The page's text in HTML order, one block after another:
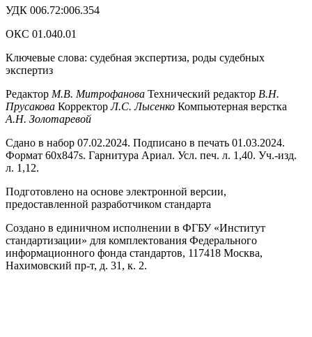
УДК 006.72:006.354
ОКС 01.040.01
Ключевые слова: судебная экспертиза, роды судебных
экспертиз
Редактор М.В. Митрофанова Технический редактор В.Н.
Прусакова КорректорЛ.С. Лысенко Компьютерная верстка
А.Н. Золотаревой
Сдано в набор 07.02.2024. Подписано в печать 01.03.2024.
Формат 60x847s. Гарнитура Ариал. Усл. печ. л. 1,40. Уч.-изд.
л. 1,12.
Подготовлено на основе электронной версии,
предоставленной разработчиком стандарта
Создано в единичном исполнении в ФГБУ «Институт
стандартизации» для комплектования Федерального
информационного фонда стандартов, 117418 Москва,
Нахимовский пр-т, д. 31, к. 2.